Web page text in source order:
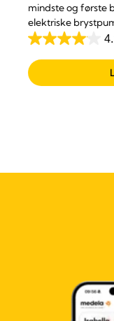
mindste og første
elektriske
dine øvrige
4.1
ud
af